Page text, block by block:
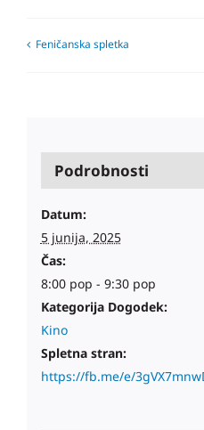
Feničanska spletka
Podrobnosti
Datum:
5 junija, 2025
Čas:
8:00 pop - 9:30 pop
Kategorija Dogodek:
Kino
Spletna stran:
https://fb.me/e/